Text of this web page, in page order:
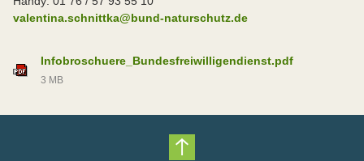
valentina.schnittka@bund-naturschutz.de
Infobroschuere_Bundesfreiwilligendienst.pdf
3 MB